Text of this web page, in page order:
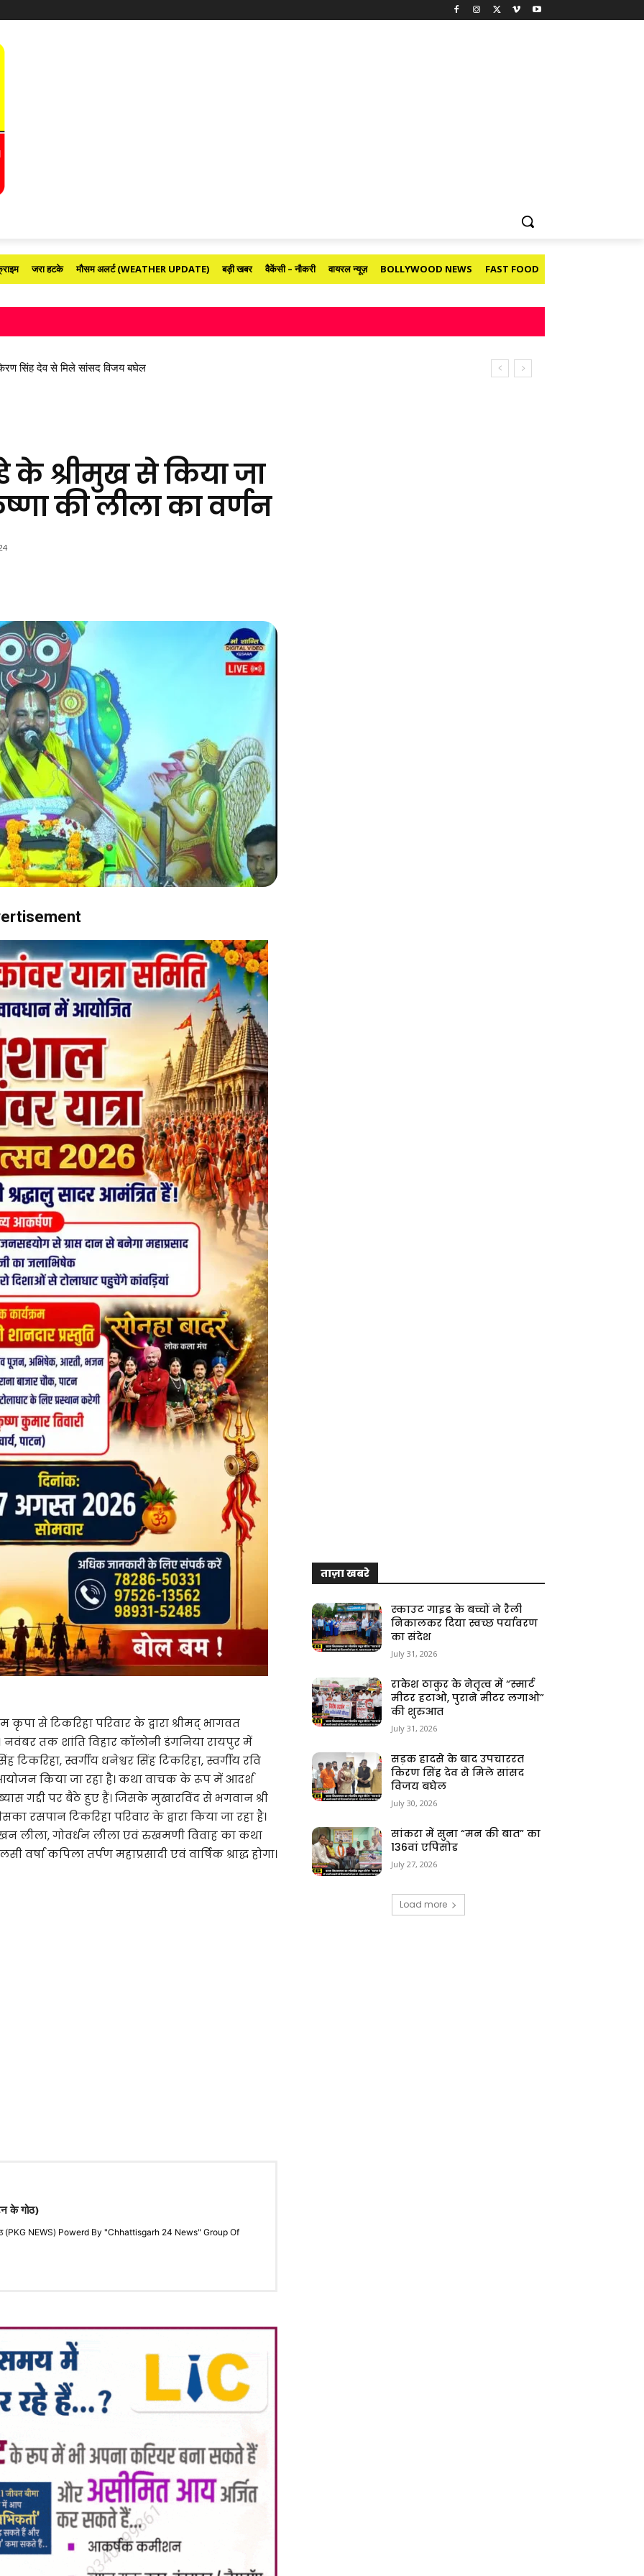
जरा हटके मौसम अलर्ट (WEATHER UPDATE) बड़ी खबर वैकेंसी – नौकरी वायरल न्यूज़ BOLLYWOOD NEWS FAST FOOD
सिंह देव से मिले सांसद विजय बघेल
के श्रीमुख से किया जा
की लीला का वर्णन
से टिकरिहा परिवार के द्वारा श्रीमद् भागवत
तक शांति विहार कॉलोनी डंगनिया रायपुर में
टिकरिहा, स्वर्गीय धनेश्वर सिंह टिकरिहा, स्वर्गीय रवि
किया जा रहा है। कथा वाचक के रूप में आदर्श
गद्दी पर बैठे हुए हैं। जिसके मुखारविंद से भगवान श्री
रसपान टिकरिहा परिवार के द्वारा किया जा रहा है।
लीला, गोवर्धन लीला एवं रुखमणी विवाह का कथा
कपिला तर्पण महाप्रसादी एवं वार्षिक श्राद्ध होगा।
के गोठ)
(PKG NEWS) Powerd By "Chhattisgarh 24 News" Group Of
ताज़ा खबरे
स्काउट गाइड के बच्चों ने रैली
निकालकर दिया स्वच्छ पर्यावरण
का संदेश
July 31, 2026
राकेश ठाकुर के नेतृत्व में “स्मार्ट
मीटर हटाओ, पुराने मीटर लगाओ”
की शुरुआत
July 31, 2026
सड़क हादसे के बाद उपचाररत
किरण सिंह देव से मिले सांसद
विजय बघेल
July 30, 2026
सांकरा में सुना “मन की बात” का
136वां एपिसोड
July 27, 2026
Load more